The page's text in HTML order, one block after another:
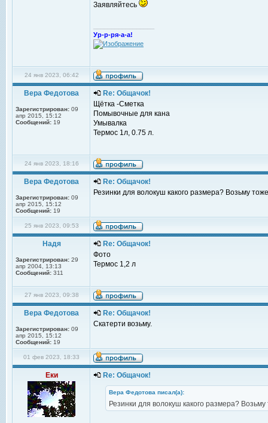
Заявляйтесь
Ур-р-ря-а-а!
24 янв 2023, 06:42
Вера Федотова
Зарегистрирован: 09
апр 2015, 15:12
Сообщений: 19
Re: Общачок!
Щётка -Сметка
Помывочные для кана
Умывалка
Термос 1л, 0.75 л.
24 янв 2023, 18:16
Вера Федотова
Зарегистрирован: 09
апр 2015, 15:12
Сообщений: 19
Re: Общачок!
Резинки для волокуш какого размера? Возьму
25 янв 2023, 09:53
Надя
Зарегистрирован: 29
апр 2004, 13:13
Сообщений: 311
Re: Общачок!
Фото
Термос 1,2 л
27 янв 2023, 09:38
Вера Федотова
Зарегистрирован: 09
апр 2015, 15:12
Сообщений: 19
Re: Общачок!
Скатерти возьму.
01 фев 2023, 18:33
Еки Re: Общачок!
Вера Федотова писал(а):
Резинки для волокуш какого размера? Возьму